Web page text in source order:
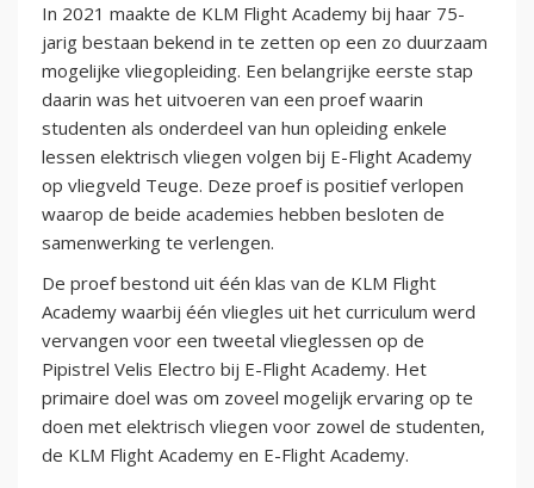
In 2021 maakte de KLM Flight Academy bij haar 75-
jarig bestaan bekend in te zetten op een zo duurzaam
mogelijke vliegopleiding. Een belangrijke eerste stap
daarin was het uitvoeren van een proef waarin
studenten als onderdeel van hun opleiding enkele
lessen elektrisch vliegen volgen bij E-Flight Academy
op vliegveld Teuge. Deze proef is positief verlopen
waarop de beide academies hebben besloten de
samenwerking te verlengen.
De proef bestond uit één klas van de KLM Flight
Academy waarbij één vliegles uit het curriculum werd
vervangen voor een tweetal vlieglessen op de
Pipistrel Velis Electro bij E-Flight Academy. Het
primaire doel was om zoveel mogelijk ervaring op te
doen met elektrisch vliegen voor zowel de studenten,
de KLM Flight Academy en E-Flight Academy.